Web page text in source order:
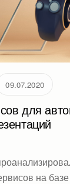
09.07.2020
для
на базе